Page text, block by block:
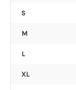
S
M
L
XL